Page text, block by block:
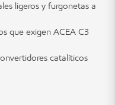
ligeros y furgonetas a
que exigen ACEA C3
catalíticos